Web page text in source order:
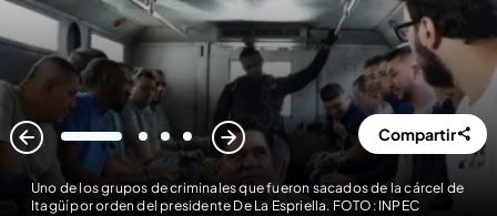
Uno de los grupos de criminales que fueron sacados de la cárcel de
Itagüí por orden del presidente De La Espriella. FOTO: INPEC
1 2 3 4 Compartir